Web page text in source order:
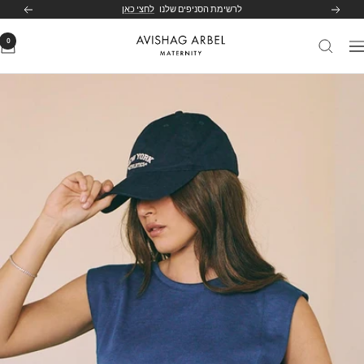
הקודם לרשימת הסניפים שלנו לחצי כאן הבא
ניווט
Avishag
0